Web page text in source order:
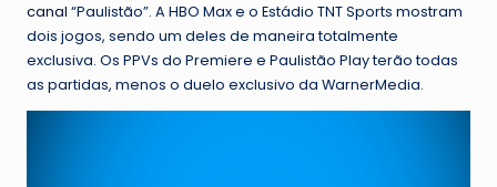
canal “Paulistão”. A HBO Max e o Estádio TNT Sports mostram
dois jogos, sendo um deles de maneira totalmente
exclusiva. Os PPVs do Premiere e Paulistão Play terão todas
as partidas, menos o duelo exclusivo da WarnerMedia.